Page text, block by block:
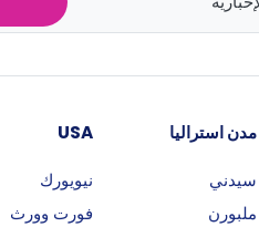
مدن استراليا
سيدني
ملبورن
USA
نيويورك
فورت وورث